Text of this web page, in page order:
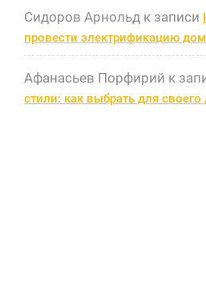
Сидоров Арнольд к записи
провести электрификацию
Афанасьев Порфирий к
стили: как выбрать для